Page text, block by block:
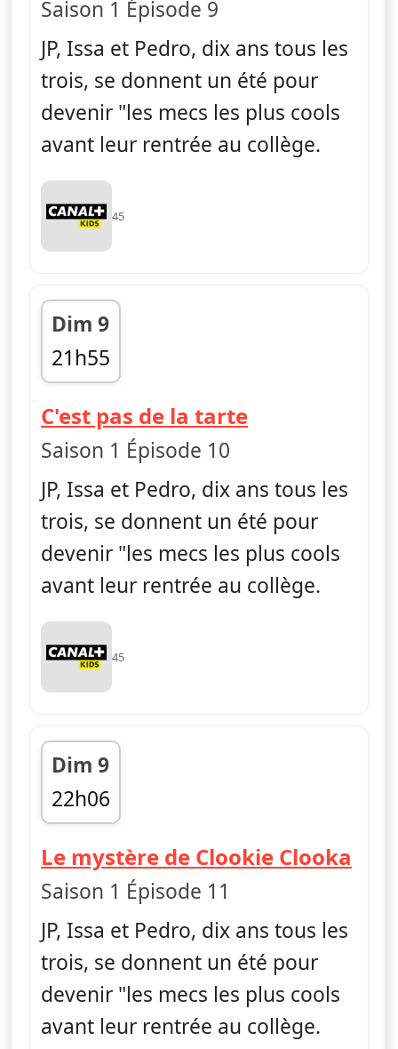
Saison 1 Épisode 9
JP, Issa et Pedro, dix ans tous les
trois, se donnent un été pour
devenir "les mecs les plus cools
avant leur rentrée au collège.
45
Dim 9
21h55
fin 22h06
C'est pas de la tarte— La vie en
Saison 1 Épisode 10
JP, Issa et Pedro, dix ans tous les
trois, se donnent un été pour
devenir "les mecs les plus cools
avant leur rentrée au collège.
45
Dim 9
22h06
fin 22h17
Le mystère de Clookie Clooka
Saison 1 Épisode 11
JP, Issa et Pedro, dix ans tous les
trois, se donnent un été pour
devenir "les mecs les plus cools
avant leur rentrée au collège.